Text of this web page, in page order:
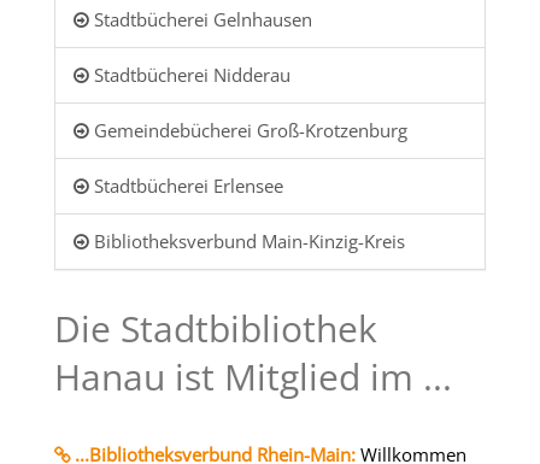
Stadtbücherei Gelnhausen
Stadtbücherei Nidderau
Gemeindebücherei Groß-Krotzenburg
Stadtbücherei Erlensee
Bibliotheksverbund Main-Kinzig-Kreis
Die Stadtbibliothek
Hanau ist Mitglied im ...
...Bibliotheksverbund Rhein-Main: Willkommen